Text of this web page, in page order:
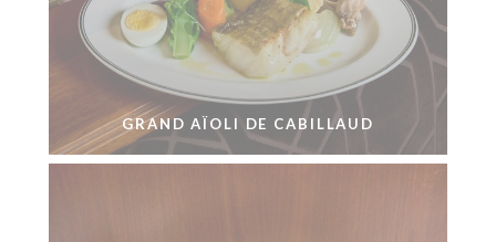
GRAND AÏOLI DE CABILLAUD